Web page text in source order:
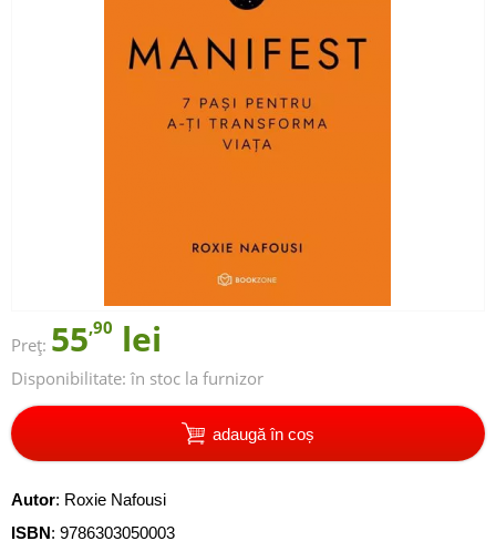
Preț: 55,90 lei
Disponibilitate: în stoc la furnizor
adaugă în coș
Autor: Roxie Nafousi
ISBN: 9786303050003